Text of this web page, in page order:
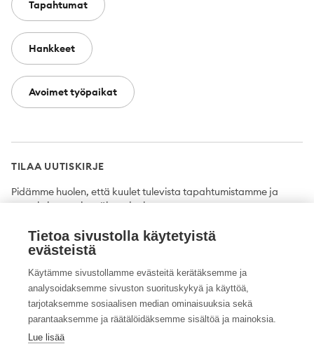
Tapahtumat
Hankkeet
Avoimet työpaikat
TILAA UUTISKIRJE
Pidämme huolen, että kuulet tulevista tapahtumistamme ja
uutuuksista ensimmäisten joukossa.
Tilaa
Twitter FacebookYouTubeInstagramLinkedIn
Tietoa sivustolla käytetyistä
evästeistä
Käytämme sivustollamme evästeitä kerätäksemme ja
analysoidaksemme sivuston suorituskykyä ja käyttöä,
tarjotaksemme sosiaalisen median ominaisuuksia sekä
parantaaksemme ja räätälöidäksemme sisältöä ja mainoksia.
Lue lisää